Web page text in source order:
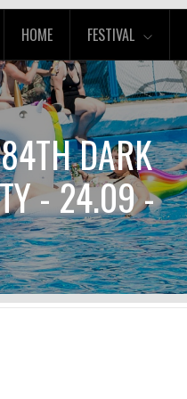
HOME FESTIVAL
DARK
- 24.09 -